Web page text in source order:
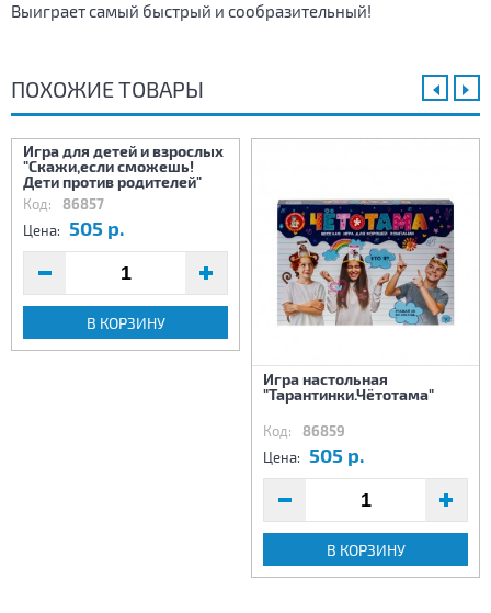
Выиграет самый быстрый и сообразительный!
ПОХОЖИЕ ТОВАРЫ
Игра для детей и взрослых
"Скажи,если сможешь!
Дети против родителей"
Код: 86857
Цена: 505 р.
В КОРЗИНУ
Игра настольная
"Тарантинки.Чётотама"
Код: 86859
Цена: 505 р.
В КОРЗИНУ